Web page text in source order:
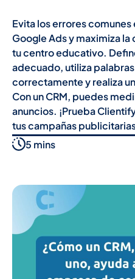
Evita los errores comunes
Google Ads y maximiza
tu centro educativo.
adecuado, utiliza
correctamente y realiza
Con un CRM, puedes
anuncios. ¡Prueba
tus campañas
5 mins